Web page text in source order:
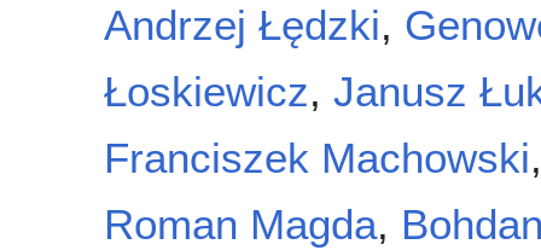
Andrzej Łędzki,
Łoskiewicz, Janusz
Franciszek Machowski
Roman Magda,